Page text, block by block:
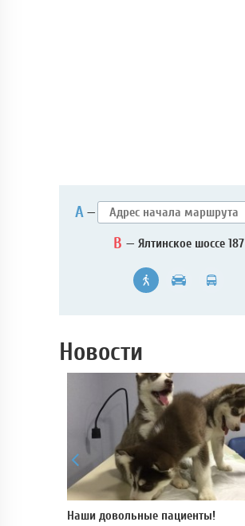
А —
B — Ялтинское шоссе 187
Новости
Наши довольные пациенты!